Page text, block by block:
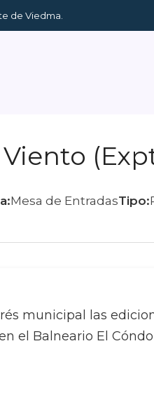
de Viedma.
Mesa de EntradasTipo:
municipal las
el Balneario El